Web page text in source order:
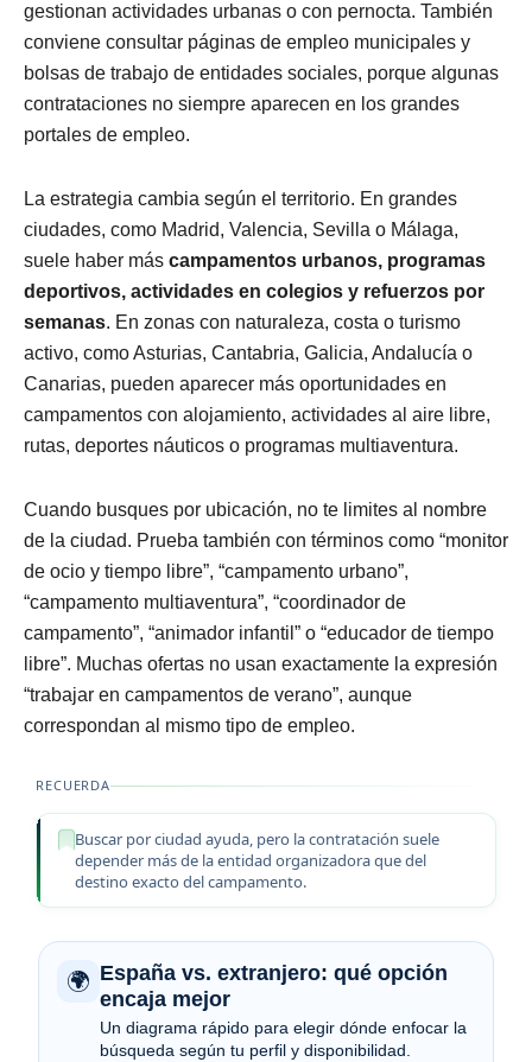
gestionan actividades urbanas o con pernocta. También
conviene consultar páginas de empleo municipales y
bolsas de trabajo de entidades sociales, porque algunas
contrataciones no siempre aparecen en los grandes
portales de empleo.
La estrategia cambia según el territorio. En grandes
ciudades, como Madrid, Valencia, Sevilla o Málaga,
suele haber más campamentos urbanos, programas
deportivos, actividades en colegios y refuerzos por
semanas. En zonas con naturaleza, costa o turismo
activo, como Asturias, Cantabria, Galicia, Andalucía o
Canarias, pueden aparecer más oportunidades en
campamentos con alojamiento, actividades al aire libre,
rutas, deportes náuticos o programas multiaventura.
Cuando busques por ubicación, no te limites al nombre
de la ciudad. Prueba también con términos como “monitor
de ocio y tiempo libre”, “campamento urbano”,
“campamento multiaventura”, “coordinador de
campamento”, “animador infantil” o “educador de tiempo
libre”. Muchas ofertas no usan exactamente la expresión
“trabajar en campamentos de verano”, aunque
correspondan al mismo tipo de empleo.
RECUERDA
Buscar por ciudad ayuda, pero la contratación suele
depender más de la entidad organizadora que del
destino exacto del campamento.
🌍 España vs. extranjero: qué opción
encaja mejor
Un diagrama rápido para elegir dónde enfocar la
búsqueda según tu perfil y disponibilidad.